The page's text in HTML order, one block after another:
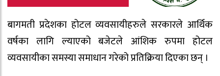
बागमती प्रदेशका होटल व्यवसायीहरुले सरकारले आर्थिक
वर्षका लागि ल्याएको बजेटले आंशिक रुपमा होटल
व्यवसायीका समस्या समाधान गरेको प्रतिक्रिया दिएका छन् ।